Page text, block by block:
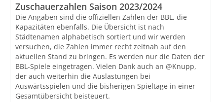
Zuschauerzahlen Saison 2023/2024
Die Angaben sind die offiziellen Zahlen der BBL, die
Kapazitäten ebenfalls. Die Übersicht ist nach
Städtenamen alphabetisch sortiert und wir werden
versuchen, die Zahlen immer recht zeitnah auf den
aktuellen Stand zu bringen. Es werden nur die Daten der
BBL-Spiele eingetragen. Vielen Dank auch an @Knupp,
der auch weiterhin die Auslastungen bei
Auswärtsspielen und die bisherigen Spieltage in einer
Gesamtübersicht beisteuert.